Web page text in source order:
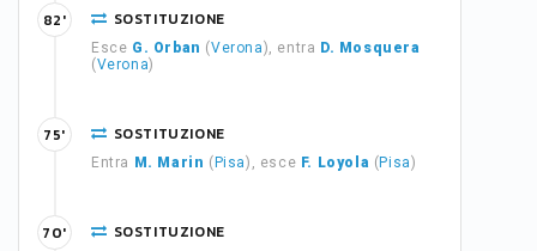
SOSTITUZIONE
Esce G. Orban (Verona), entra D. Mosquera
(Verona)
82'
SOSTITUZIONE
Entra M. Marin ( Pisa), esce F. Loyola ( Pisa)
75'
SOSTITUZIONE
70'